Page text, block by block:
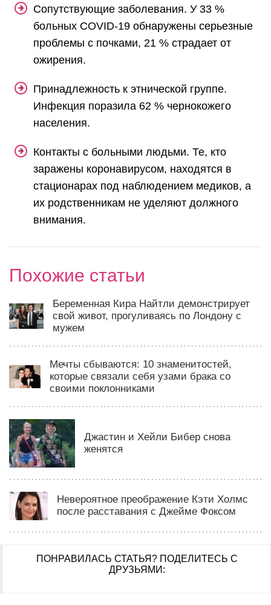
Сопутствующие заболевания. У 33 %
больных COVID-19 обнаружены серьезные
проблемы с почками, 21 % страдает от
ожирения.
Принадлежность к этнической группе.
Инфекция поразила 62 % чернокожего
населения.
Контакты с больными людьми. Те, кто
заражены коронавирусом, находятся в
стационарах под наблюдением медиков, а
их родственникам не уделяют должного
внимания.
Похожие статьи
Беременная Кира Найтли демонстрирует
свой живот, прогуливаясь по Лондону с
мужем
Мечты сбываются: 10 знаменитостей,
которые связали себя узами брака со
своими поклонниками
Джастин и Хейли Бибер снова
женятся
Невероятное преображение Кэти Холмс
после расставания с Джейме Фоксом
ПОНРАВИЛАСЬ СТАТЬЯ? ПОДЕЛИТЕСЬ С
ДРУЗЬЯМИ: